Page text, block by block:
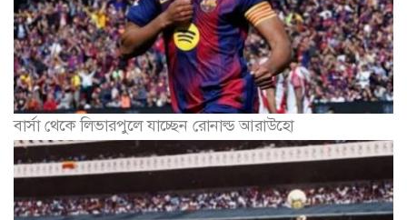
বার্সা থেকে লিভারপুলে যাচ্ছেন রোনাল্ড আরাউহো